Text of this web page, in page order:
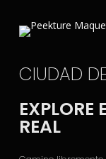
CIUDAD
EXPLORE
REAL